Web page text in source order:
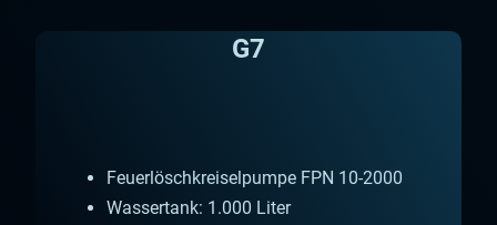
G7
Feuerlöschkreiselpumpe FPN 10-2000
Wassertank: 1.000 Liter